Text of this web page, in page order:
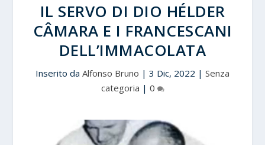
IL SERVO DI DIO HÉLDER
CÂMARA E I FRANCESCANI
DELL’IMMACOLATA
Inserito da Alfonso Bruno | 3 Dic, 2022 | Senza
categoria | 0